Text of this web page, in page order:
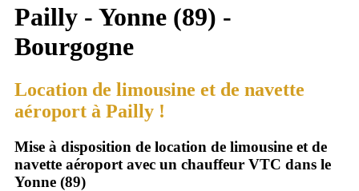
Pailly - Yonne (89) -
Bourgogne
Location de limousine et de navette
aéroport à Pailly !
Mise à disposition de location de limousine et de
navette aéroport avec un chauffeur VTC dans le
Yonne (89)